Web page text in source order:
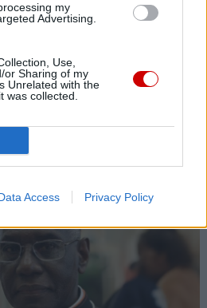
my
Advertising.
Use,
or Sharing of my
Unrelated with the
was collected.
Access Privacy Policy
służbie Ewangelii
zwycięstwo miłości nad